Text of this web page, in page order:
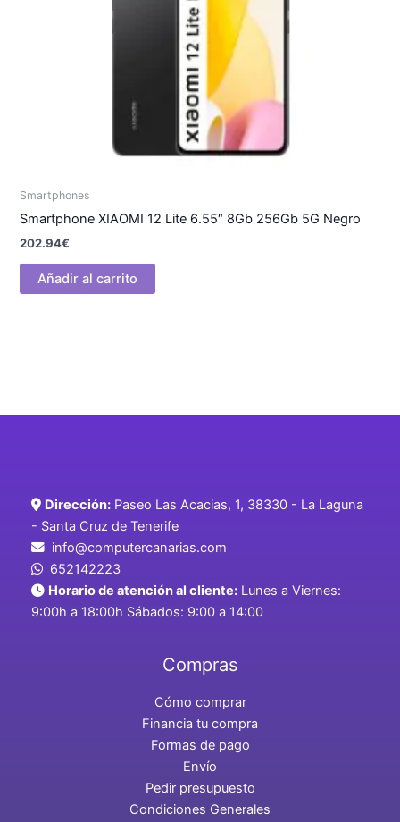
Smartphones
Smartphone XIAOMI 12 Lite 6.55″ 8Gb 256Gb 5G Negro
202.94€
Añadir al carrito
Dirección: Paseo Las Acacias, 1, 38330 - La Laguna
- Santa Cruz de Tenerife
info@computercanarias.com
652142223
Horario de atención al cliente: Lunes a Viernes:
9:00h a 18:00h Sábados: 9:00 a 14:00
Compras
Cómo comprar
Financia tu compra
Formas de pago
Envío
Pedir presupuesto
Condiciones Generales